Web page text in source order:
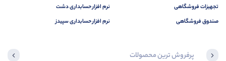
تجهیزات فروشگاهی
صندوق فروشگاهی
نرم افزار حسابداری دشت
نرم افزار حسابداری سپیدز
پرفروش ترین محصولات